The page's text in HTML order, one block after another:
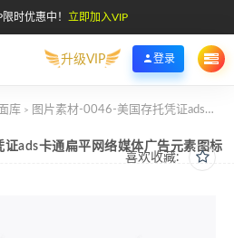
时优惠中！ 立即加入VIP
升级VIP 登录
库 > 图片素材-0046-美国存托凭证ads卡通扁平网络媒体广告元素图标
喜欢收藏:
ads卡通扁平网络媒体广告元素图标